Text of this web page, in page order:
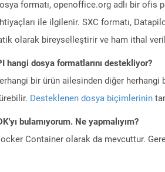
formatı, openoffice.org adlı bir
ile ilgilenir. SXC formatı,
olarak bireyselleştirir ve ham ithal
hangi dosya formatlarını destekliyor?
bir ürün ailesinden diğer herhangi
Desteklenen dosya biçimlerinin
bulamıyorum. Ne yapmalıyım?
Container olarak da mevcuttur.